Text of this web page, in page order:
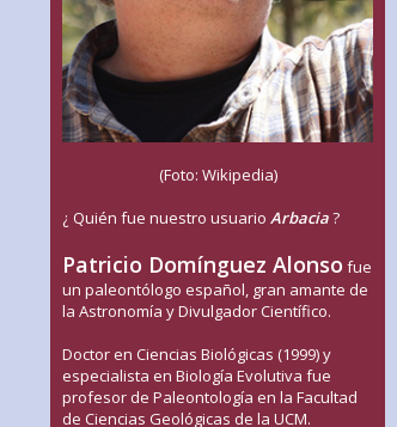
(Foto: Wikipedia)
¿ Quién fue nuestro usuario Arbacia?
Patricio Domínguez Alonso fue
un paleontólogo español, gran amante de
la Astronomía y Divulgador Científico.
Doctor en Ciencias Biológicas (1999) y
especialista en Biología Evolutiva fue
profesor de Paleontología en la Facultad
de Ciencias Geológicas de la UCM.